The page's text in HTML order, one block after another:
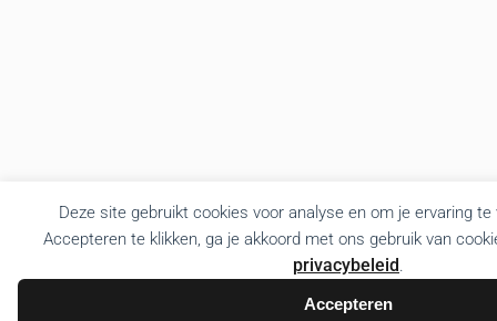
Deze site gebruikt cookies voor analyse en om je ervaring
Accepteren te klikken, ga je akkoord met ons gebruik van
privacybeleid.
Accepteren